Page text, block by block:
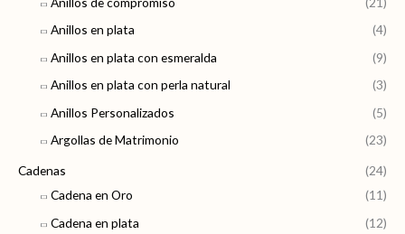
Anillos en plata
(4)
Anillos en plata con esmeralda
(9)
Anillos en plata con perla natural
(3)
Anillos Personalizados
(5)
Argollas de Matrimonio
(23)
Cadenas
(24)
Cadena en Oro
(11)
Cadena en plata
(12)